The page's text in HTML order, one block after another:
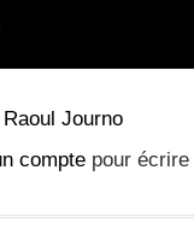
Raoul Journo
compte pour